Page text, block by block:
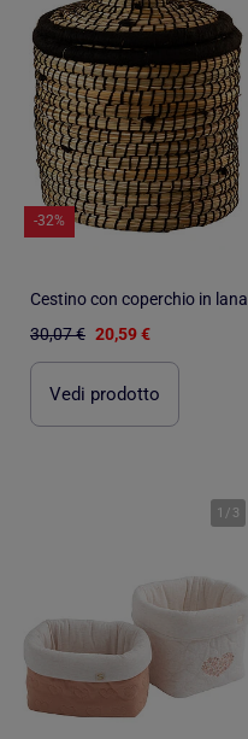
-32%
Cestino con coperchio in lana
30,07 € 20,59 €
Vedi prodotto
1 / 3